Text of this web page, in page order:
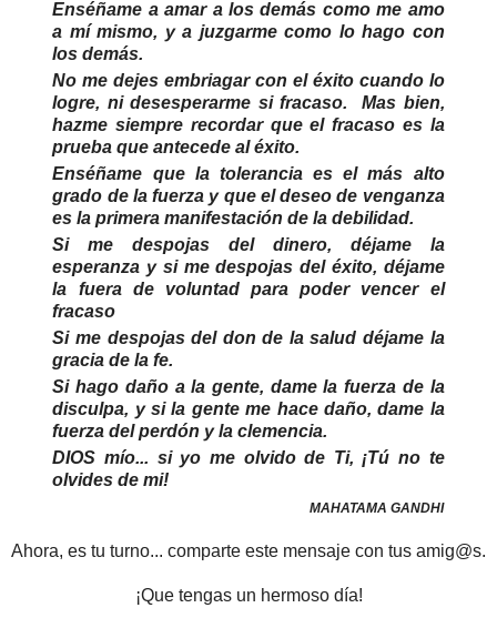
Enséñame a amar a los demás como me amo
a mí mismo, y a juzgarme como lo hago con
los demás.
No me dejes embriagar con el éxito cuando lo
logre, ni desesperarme si fracaso. Mas bien,
hazme siempre recordar que el fracaso es la
prueba que antecede al éxito.
Enséñame que la tolerancia es el más alto
grado de la fuerza y que el deseo de venganza
es la primera manifestación de la debilidad.
Si me despojas del dinero, déjame la
esperanza y si me despojas del éxito, déjame
la fuera de voluntad para poder vencer el
fracaso
Si me despojas del don de la salud déjame la
gracia de la fe.
Si hago daño a la gente, dame la fuerza de la
disculpa, y si la gente me hace daño, dame la
fuerza del perdón y la clemencia.
DIOS mío... si yo me olvido de Ti, ¡Tú no te
olvides de mi!
MAHATAMA GANDHI
Ahora, es tu turno... comparte este mensaje con tus amig@s.
¡Que tengas un hermoso día!